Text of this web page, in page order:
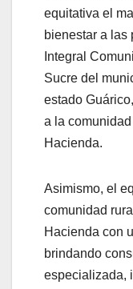
equitativa el
bienestar a las
Integral
Sucre del
estado
a la
Hacienda.
Asimismo, el
comunidad
Hacienda con
brindando
especializada,